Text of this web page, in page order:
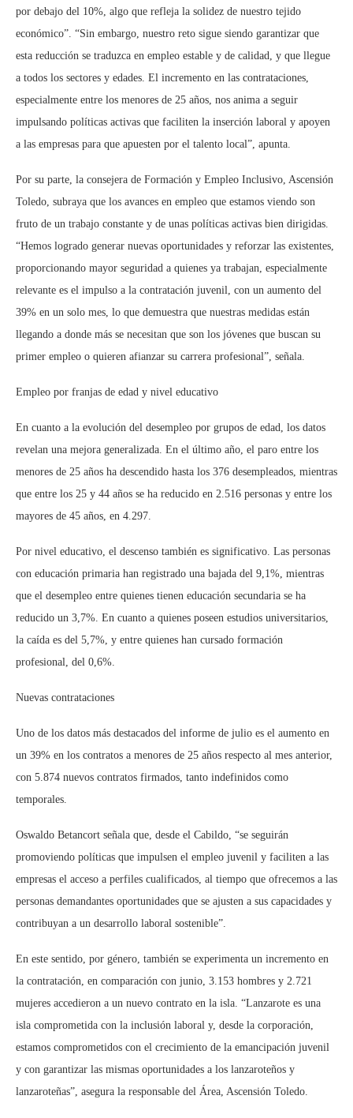
por debajo del 10%, algo que refleja la solidez de nuestro tejido
económico”. “Sin embargo, nuestro reto sigue siendo garantizar que
esta reducción se traduzca en empleo estable y de calidad, y que llegue
a todos los sectores y edades. El incremento en las contrataciones,
especialmente entre los menores de 25 años, nos anima a seguir
impulsando políticas activas que faciliten la inserción laboral y apoyen
a las empresas para que apuesten por el talento local”, apunta.
Por su parte, la consejera de Formación y Empleo Inclusivo, Ascensión
Toledo, subraya que los avances en empleo que estamos viendo son
fruto de un trabajo constante y de unas políticas activas bien dirigidas.
“Hemos logrado generar nuevas oportunidades y reforzar las existentes,
proporcionando mayor seguridad a quienes ya trabajan, especialmente
relevante es el impulso a la contratación juvenil, con un aumento del
39% en un solo mes, lo que demuestra que nuestras medidas están
llegando a donde más se necesitan que son los jóvenes que buscan su
primer empleo o quieren afianzar su carrera profesional”, señala.
Empleo por franjas de edad y nivel educativo
En cuanto a la evolución del desempleo por grupos de edad, los datos
revelan una mejora generalizada. En el último año, el paro entre los
menores de 25 años ha descendido hasta los 376 desempleados, mientras
que entre los 25 y 44 años se ha reducido en 2.516 personas y entre los
mayores de 45 años, en 4.297.
Por nivel educativo, el descenso también es significativo. Las personas
con educación primaria han registrado una bajada del 9,1%, mientras
que el desempleo entre quienes tienen educación secundaria se ha
reducido un 3,7%. En cuanto a quienes poseen estudios universitarios,
la caída es del 5,7%, y entre quienes han cursado formación
profesional, del 0,6%.
Nuevas contrataciones
Uno de los datos más destacados del informe de julio es el aumento en
un 39% en los contratos a menores de 25 años respecto al mes anterior,
con 5.874 nuevos contratos firmados, tanto indefinidos como
temporales.
Oswaldo Betancort señala que, desde el Cabildo, “se seguirán
promoviendo políticas que impulsen el empleo juvenil y faciliten a las
empresas el acceso a perfiles cualificados, al tiempo que ofrecemos a las
personas demandantes oportunidades que se ajusten a sus capacidades y
contribuyan a un desarrollo laboral sostenible”.
En este sentido, por género, también se experimenta un incremento en
la contratación, en comparación con junio, 3.153 hombres y 2.721
mujeres accedieron a un nuevo contrato en la isla. “Lanzarote es una
isla comprometida con la inclusión laboral y, desde la corporación,
estamos comprometidos con el crecimiento de la emancipación juvenil
y con garantizar las mismas oportunidades a los lanzaroteños y
lanzaroteñas”, asegura la responsable del Área, Ascensión Toledo.